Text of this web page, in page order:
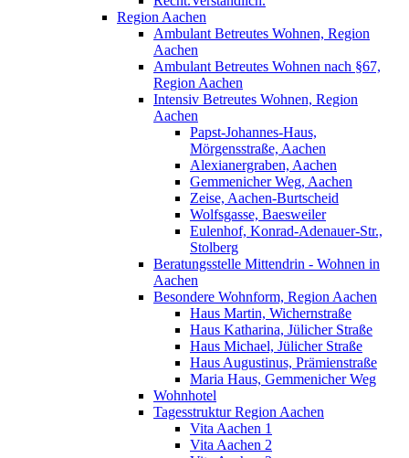
Region Aachen
Ambulant Betreutes Wohnen, Region
Aachen
Ambulant Betreutes Wohnen nach §67,
Region Aachen
Intensiv Betreutes Wohnen, Region
Aachen
Papst-Johannes-Haus,
Mörgensstraße, Aachen
Alexianergraben, Aachen
Gemmenicher Weg, Aachen
Zeise, Aachen-Burtscheid
Wolfsgasse, Baesweiler
Eulenhof, Konrad-Adenauer-Str.,
Stolberg
Beratungsstelle Mittendrin - Wohnen in
Aachen
Besondere Wohnform, Region Aachen
Haus Martin, Wichernstraße
Haus Katharina, Jülicher Straße
Haus Michael, Jülicher Straße
Haus Augustinus, Prämienstraße
Maria Haus, Gemmenicher Weg
Wohnhotel
Tagesstruktur Region Aachen
Vita Aachen 1
Vita Aachen 2